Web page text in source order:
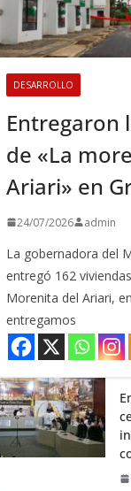
DESARROLLO
Entregaron
de «La
Ariari» en
24/07/2026 admin
La gobernadora del
entregó 162
Morenita del Ariari,
entregamos